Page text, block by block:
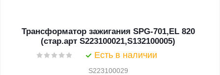
Трансформатор зажигания SPG-701,EL 820
(стар.арт S223100021,S132100005)
Есть в наличии
S223100029